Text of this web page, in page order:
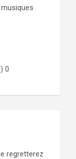
0
regretterez